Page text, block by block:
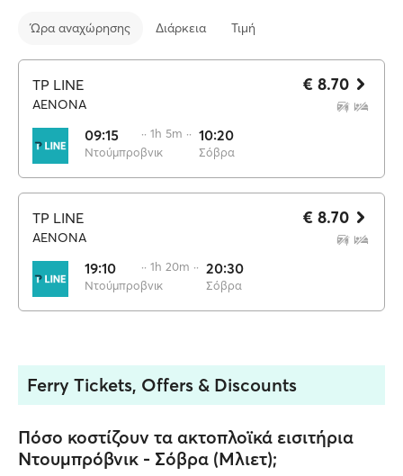
Ώρα αναχώρησης Διάρκεια Τιμή
TP LINE
AENONA
09:15
Ντούμπροβνικ
·· 1h 5m ·· 10:20
Σόβρα
€ 8.70
TP LINE
AENONA
19:10
Ντούμπροβνικ
·· 1h 20m ·· 20:30
Σόβρα
€ 8.70
Ferry Tickets, Offers & Discounts
Πόσο κοστίζουν τα ακτοπλοϊκά εισιτήρια
Ντουμπρόβνικ - Σόβρα (Μλιετ);